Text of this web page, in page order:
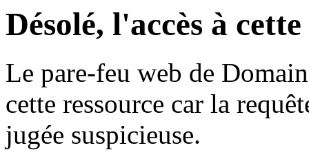
Désolé, l'accès à
Le pare-feu web de
cette ressource car la
jugée suspicieuse.